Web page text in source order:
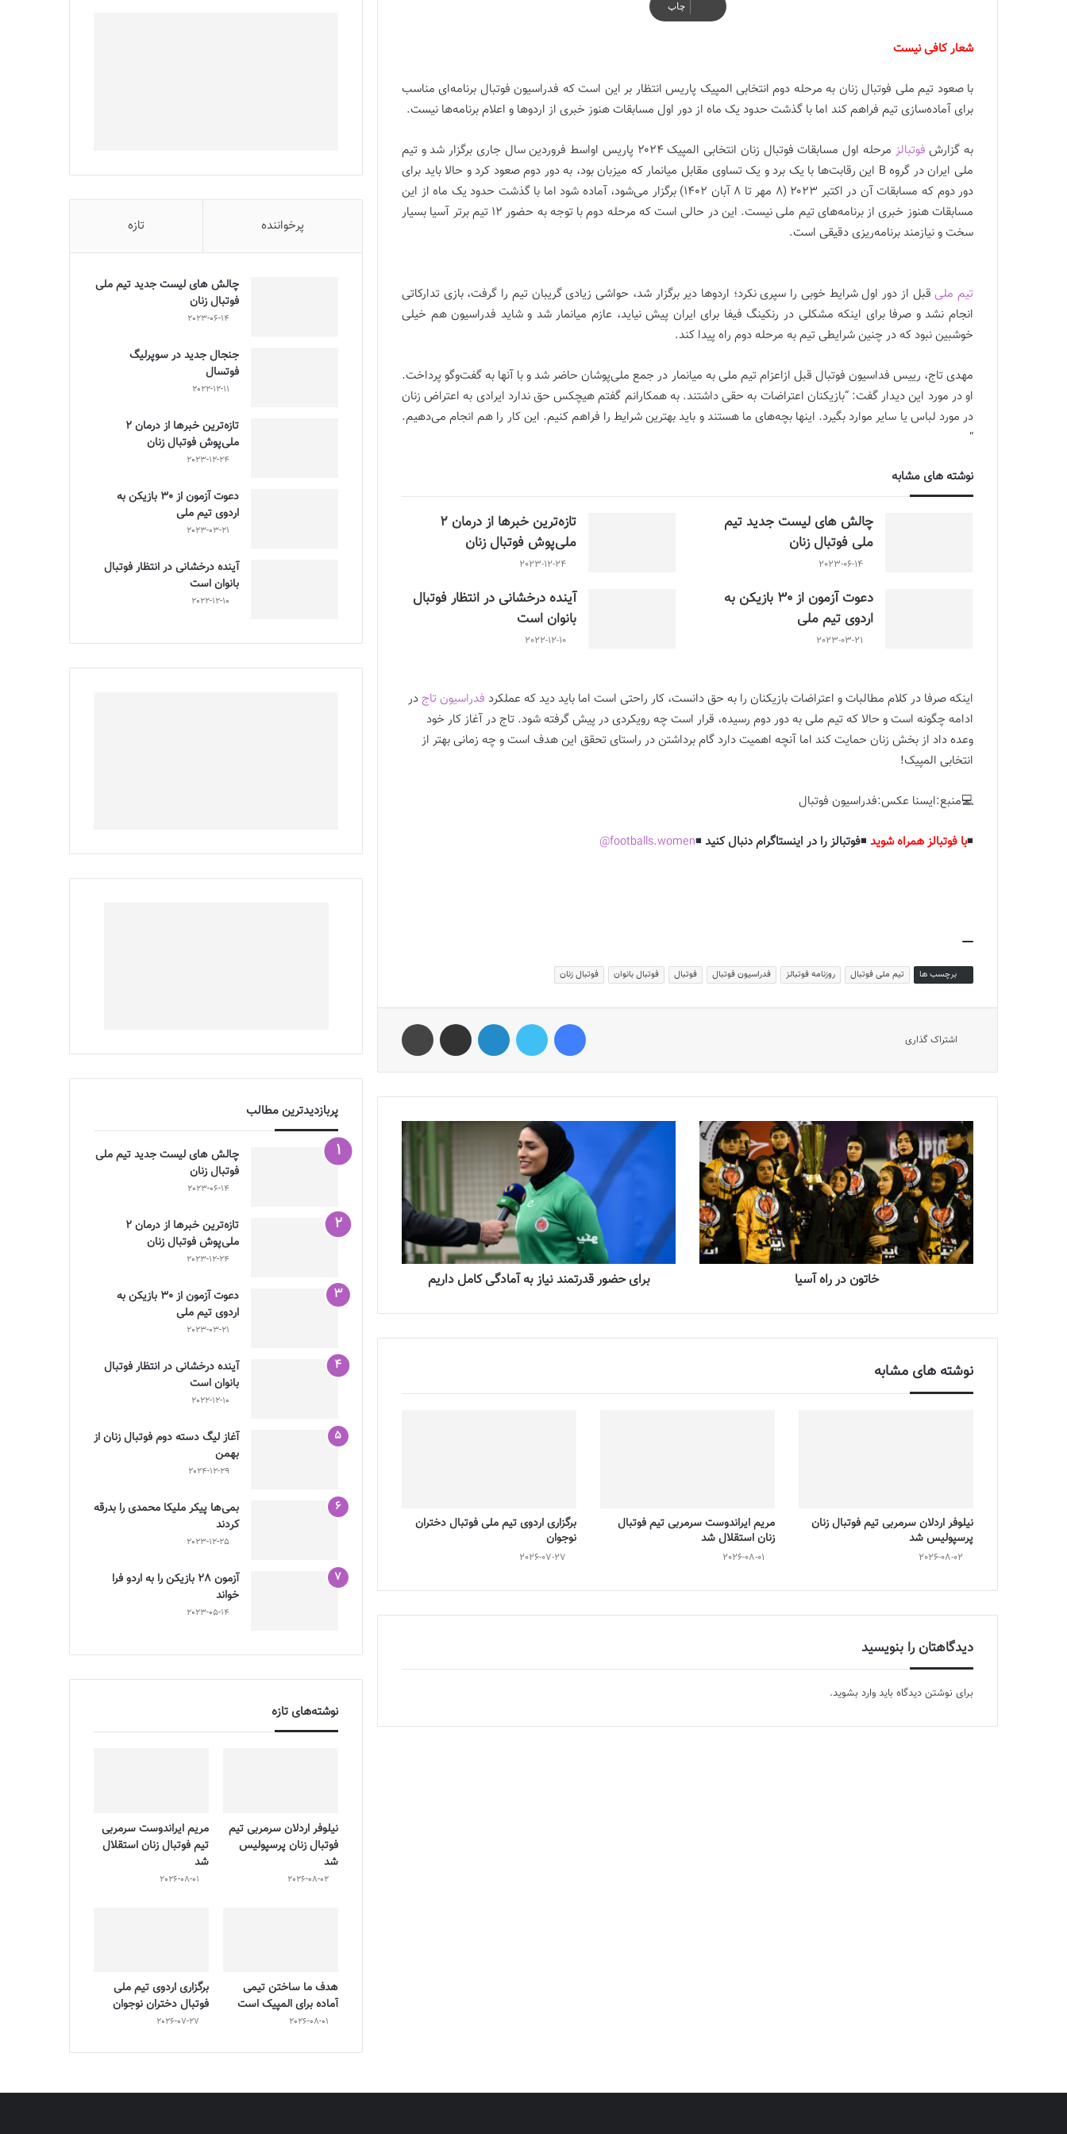
چاپ
شعار کافی نیست
با صعود تیم ملی فوتبال زنان به مرحله دوم انتخابی المپیک پاریس انتظار بر این است که فدراسیون فوتبال برنامه‌ای مناسب
برای آماده‌سازی تیم فراهم کند اما با گذشت حدود یک ماه از دور اول مسابقات هنوز خبری از اردوها و اعلام برنامه‌ها نیست.
به گزارش فوتبالز
مرحله اول مسابقات فوتبال زنان انتخابی المپیک ۲۰۲۴ پاریس اواسط فروردین سال جاری برگزار شد و تیم
ملی ایران در گروه B این رقابت‌ها با یک برد و یک تساوی مقابل میانمار که میزبان بود، به دور دوم صعود کرد و حالا باید برای
دور دوم که مسابقات آن در اکتبر ۲۰۲۳ (۸ مهر تا ۸ آبان ۱۴۰۲) برگزار می‌شود، آماده شود اما با گذشت حدود یک ماه از این
مسابقات هنوز خبری از برنامه‌های تیم ملی نیست. این در حالی است که مرحله دوم با توجه به حضور ۱۲ تیم برتر آسیا بسیار
سخت و نیازمند برنامه‌ریزی دقیقی است.
تیم ملی قبل از دور اول شرایط خوبی را سپری نکرد؛ اردوها دیر برگزار شد، حواشی زیادی گریبان تیم را گرفت، ‌بازی تدارکاتی
انجام نشد و صرفا برای اینکه مشکلی در رنکینگ فیفا برای ایران پیش نیاید، عازم میانمار شد و شاید فدراسیون هم خیلی
خوشبین نبود که در چنین شرایطی تیم به مرحله دوم راه پیدا کند.
مهدی تاج، رییس فداسیون فوتبال قبل ازاعزام تیم ملی به میانمار در جمع ملی‌پوشان حاضر شد و با آنها به گفت‌وگو پرداخت.
او در مورد این دیدار گفت: “بازیکنان اعتراضات به حقی داشتند. به همکارانم گفتم هیچکس حق ندارد ایرادی به اعتراض زنان
در مورد لباس یا سایر موارد بگیرد. اینها بچه‌های ما هستند و باید بهترین شرایط را فراهم کنیم. این کار را هم انجام می‌دهیم.
“
نوشته های مشابه
چالش هاى ليست جدید تيم
ملى فوتبال زنان
2023-06-14
تازه‌ترین خبرها از درمان ۲
ملی‌پوش فوتبال زنان
2023-12-24
دعوت آزمون از 30 بازیکن به
اردوی تیم ملی
2023-03-21
آینده درخشانی در انتظار فوتبال
بانوان است
2022-12-10
اینکه صرفا در کلام مطالبات و اعتراضات بازیکنان را به حق دانست، ‌کار راحتی است اما باید دید که عملکرد فدراسیون تاج در
ادامه چگونه است و حالا که تیم ملی به دور دوم رسیده، قرار است چه رویکردی در پیش گرفته شود. تاج در آغاز کار خود
وعده داد از بخش زنان حمایت کند اما آنچه اهمیت دارد گام برداشتن در راستای تحقق این هدف است و چه زمانی بهتر از
انتخابی المپیک!
💻منبع:ایسنا عکس:فدراسیون فوتبال
◾️با فوتبالز همراه شوید ◾️فوتبالز را در اینستاگرام دنبال کنید ◾️
footballs.women@
برچسب ها تیم ملی فوتبال روزنامه فوتبالز فدراسیون فوتبال فوتبال فوتبال بانوان فوتبال زنان
اشتراک گذاری
خاتون در راه آسیا برای حضور قدرتمند نیاز به آمادگی کامل داریم
نوشته های مشابه
نیلوفر اردلان سرمربی تیم فوتبال زنان
پرسپولیس شد
2026-08-02
مریم ایراندوست سرمربی تیم فوتبال
زنان استقلال شد
2026-08-01
برگزاری اردوی تیم ملی فوتبال دختران
نوجوان
2026-07-27
دیدگاهتان را بنویسید
برای نوشتن دیدگاه باید وارد بشوید.
پرخواننده تازه
چالش هاى ليست جدید تيم ملى
فوتبال زنان
2023-06-14
جنجال جدید در سوپرلیگ
فوتسال
2022-12-11
تازه‌ترین خبرها از درمان ۲
ملی‌پوش فوتبال زنان
2023-12-24
دعوت آزمون از 30 بازیکن به
اردوی تیم ملی
2023-03-21
آینده درخشانی در انتظار فوتبال
بانوان است
2022-12-10
پربازدیدترین مطالب
چالش هاى ليست جدید تيم ملى
فوتبال زنان
2023-06-14
تازه‌ترین خبرها از درمان ۲
ملی‌پوش فوتبال زنان
2023-12-24
دعوت آزمون از 30 بازیکن به
اردوی تیم ملی
2023-03-21
آینده درخشانی در انتظار فوتبال
بانوان است
2022-12-10
آغاز لیگ دسته دوم فوتبال زنان از
بهمن
2024-12-29
بمی‌ها پیکر ملیکا محمدی را بدرقه
کردند
2023-12-25
آزمون 28 بازیکن را به اردو فرا
خواند
2023-05-14
نوشته‌های تازه
نیلوفر اردلان سرمربی تیم
فوتبال زنان پرسپولیس
شد
2026-08-02
مریم ایراندوست سرمربی
تیم فوتبال زنان استقلال
شد
2026-08-01
هدف ما ساختن تیمی
آماده برای المپیک است
2026-08-01
برگزاری اردوی تیم ملی
فوتبال دختران نوجوان
2026-07-27